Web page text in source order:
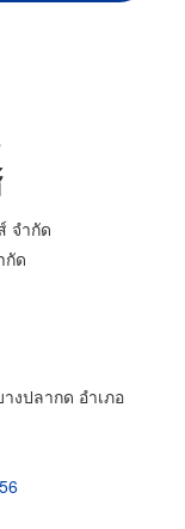
จำกัด
กัด
งปลากด อำเภอ